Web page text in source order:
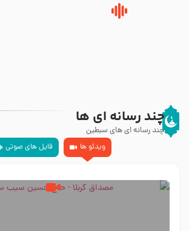
چند رسانه ای ها
چند رسانه ای های سبطین
ویدئو ها
فایل های صوتی